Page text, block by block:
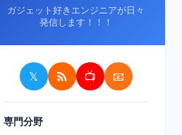
ガジェット好きエンジニアが日々
発信します！！！
𝕏 📺 📧
専門分野